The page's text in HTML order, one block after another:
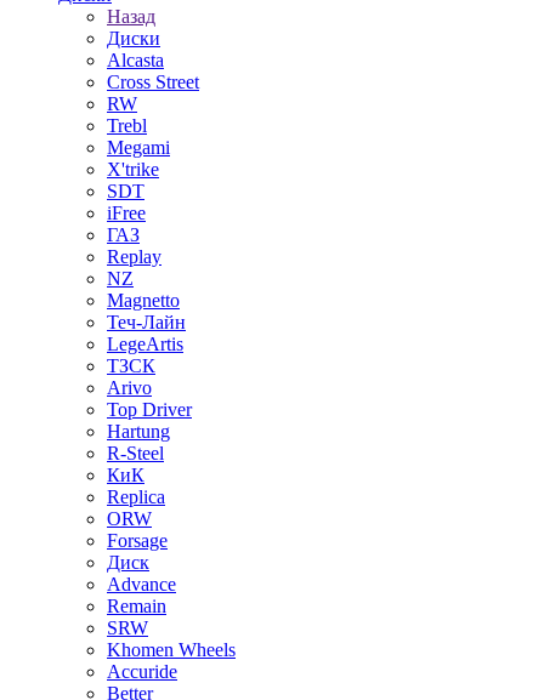
Назад
Диски
Alcasta
Cross Street
RW
Trebl
Megami
X'trike
SDT
iFree
ГАЗ
Replay
NZ
Magnetto
Теч-Лайн
LegeArtis
ТЗСК
Arivo
Top Driver
Hartung
R-Steel
КиК
Replica
ORW
Forsage
Диск
Advance
Remain
SRW
Khomen Wheels
Accuride
Better